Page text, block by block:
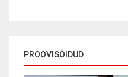
PROOVISÕIDUD